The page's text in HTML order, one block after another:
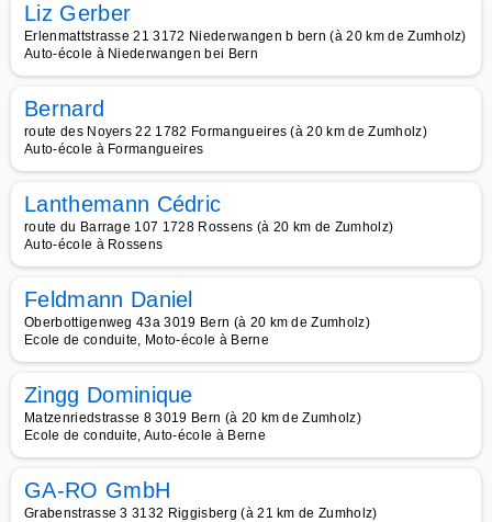
Liz Gerber
Erlenmattstrasse 21 3172 Niederwangen b bern (à 20 km de Zumholz)
Auto-école à Niederwangen bei Bern
Bernard
route des Noyers 22 1782 Formangueires (à 20 km de Zumholz)
Auto-école à Formangueires
Lanthemann Cédric
route du Barrage 107 1728 Rossens (à 20 km de Zumholz)
Auto-école à Rossens
Feldmann Daniel
Oberbottigenweg 43a 3019 Bern (à 20 km de Zumholz)
Ecole de conduite, Moto-école à Berne
Zingg Dominique
Matzenriedstrasse 8 3019 Bern (à 20 km de Zumholz)
Ecole de conduite, Auto-école à Berne
GA-RO GmbH
Grabenstrasse 3 3132 Riggisberg (à 21 km de Zumholz)